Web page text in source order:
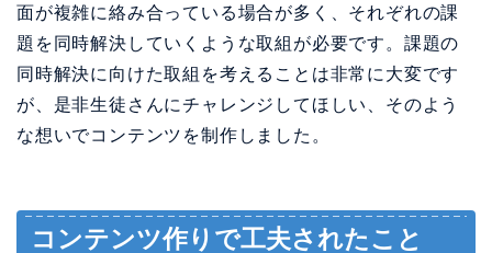
面が複雑に絡み合っている場合が多く、それぞれの課
題を同時解決していくような取組が必要です。課題の
同時解決に向けた取組を考えることは非常に大変です
が、是非生徒さんにチャレンジしてほしい、そのよう
な想いでコンテンツを制作しました。
コンテンツ作りで工夫されたこと